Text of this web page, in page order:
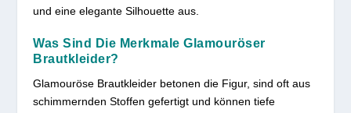
und eine elegante Silhouette aus.
Was Sind Die Merkmale Glamouröser
Brautkleider?
Glamouröse Brautkleider betonen die Figur, sind oft aus
schimmernden Stoffen gefertigt und können tiefe